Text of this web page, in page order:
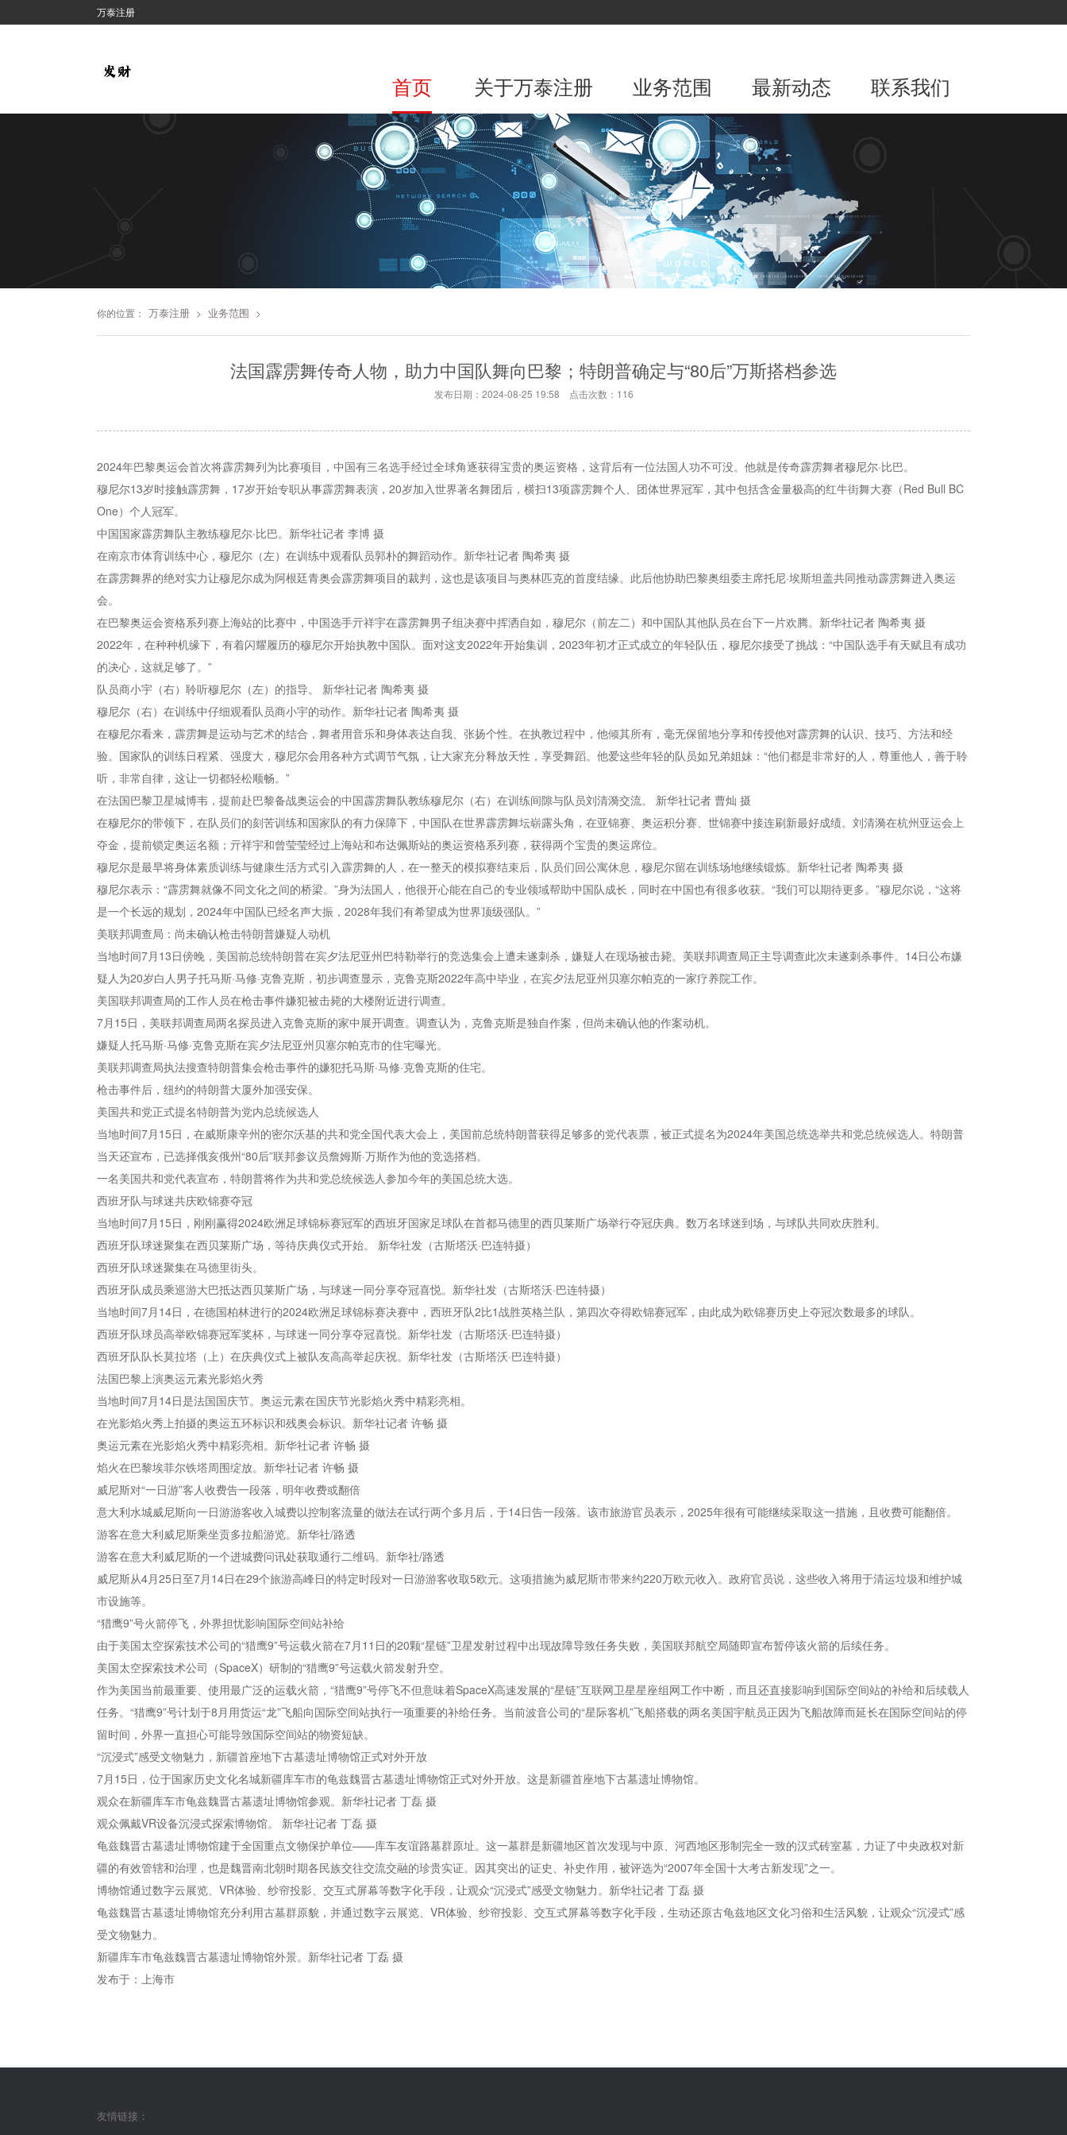
万泰注册
首页 关于万泰注册 业务范围 最新动态 联系我们
你的位置： 万泰注册 > 业务范围 >
法国霹雳舞传奇人物，助力中国队舞向巴黎；特朗普确定与“80后”万斯搭档参选
发布日期：2024-08-25 19:58 点击次数：116
2024年巴黎奥运会首次将霹雳舞列为比赛项目，中国有三名选手经过全球角逐获得宝贵的奥运资格，这背后有一位法国人功不可没。他就是传奇霹雳舞者穆尼尔·比巴。
穆尼尔13岁时接触霹雳舞，17岁开始专职从事霹雳舞表演，20岁加入世界著名舞团后，横扫13项霹雳舞个人、团体世界冠军，其中包括含金量极高的红牛街舞大赛（Red Bull BC
One）个人冠军。
中国国家霹雳舞队主教练穆尼尔·比巴。新华社记者 李博 摄
在南京市体育训练中心，穆尼尔（左）在训练中观看队员郭朴的舞蹈动作。新华社记者 陶希夷 摄
在霹雳舞界的绝对实力让穆尼尔成为阿根廷青奥会霹雳舞项目的裁判，这也是该项目与奥林匹克的首度结缘。此后他协助巴黎奥组委主席托尼·埃斯坦盖共同推动霹雳舞进入奥运
会。
在巴黎奥运会资格系列赛上海站的比赛中，中国选手亓祥宇在霹雳舞男子组决赛中挥洒自如，穆尼尔（前左二）和中国队其他队员在台下一片欢腾。新华社记者 陶希夷 摄
2022年，在种种机缘下，有着闪耀履历的穆尼尔开始执教中国队。面对这支2022年开始集训，2023年初才正式成立的年轻队伍，穆尼尔接受了挑战：“中国队选手有天赋且有成功
的决心，这就足够了。”
队员商小宇（右）聆听穆尼尔（左）的指导。 新华社记者 陶希夷 摄
穆尼尔（右）在训练中仔细观看队员商小宇的动作。新华社记者 陶希夷 摄
在穆尼尔看来，霹雳舞是运动与艺术的结合，舞者用音乐和身体表达自我、张扬个性。在执教过程中，他倾其所有，毫无保留地分享和传授他对霹雳舞的认识、技巧、方法和经
验。国家队的训练日程紧、强度大，穆尼尔会用各种方式调节气氛，让大家充分释放天性，享受舞蹈。他爱这些年轻的队员如兄弟姐妹：“他们都是非常好的人，尊重他人，善于聆
听，非常自律，这让一切都轻松顺畅。”
在法国巴黎卫星城博韦，提前赴巴黎备战奥运会的中国霹雳舞队教练穆尼尔（右）在训练间隙与队员刘清漪交流。 新华社记者 曹灿 摄
在穆尼尔的带领下，在队员们的刻苦训练和国家队的有力保障下，中国队在世界霹雳舞坛崭露头角，在亚锦赛、奥运积分赛、世锦赛中接连刷新最好成绩。刘清漪在杭州亚运会上
夺金，提前锁定奥运名额；亓祥宇和曾莹莹经过上海站和布达佩斯站的奥运资格系列赛，获得两个宝贵的奥运席位。
穆尼尔是最早将身体素质训练与健康生活方式引入霹雳舞的人，在一整天的模拟赛结束后，队员们回公寓休息，穆尼尔留在训练场地继续锻炼。新华社记者 陶希夷 摄
穆尼尔表示：“霹雳舞就像不同文化之间的桥梁。”身为法国人，他很开心能在自己的专业领域帮助中国队成长，同时在中国也有很多收获。“我们可以期待更多。”穆尼尔说，“这将
是一个长远的规划，2024年中国队已经名声大振，2028年我们有希望成为世界顶级强队。”
美联邦调查局：尚未确认枪击特朗普嫌疑人动机
当地时间7月13日傍晚，美国前总统特朗普在宾夕法尼亚州巴特勒举行的竞选集会上遭未遂刺杀，嫌疑人在现场被击毙。美联邦调查局正主导调查此次未遂刺杀事件。14日公布嫌
疑人为20岁白人男子托马斯·马修·克鲁克斯，初步调查显示，克鲁克斯2022年高中毕业，在宾夕法尼亚州贝塞尔帕克的一家疗养院工作。
美国联邦调查局的工作人员在枪击事件嫌犯被击毙的大楼附近进行调查。
7月15日，美联邦调查局两名探员进入克鲁克斯的家中展开调查。调查认为，克鲁克斯是独自作案，但尚未确认他的作案动机。
嫌疑人托马斯·马修·克鲁克斯在宾夕法尼亚州贝塞尔帕克市的住宅曝光。
美联邦调查局执法搜查特朗普集会枪击事件的嫌犯托马斯·马修·克鲁克斯的住宅。
枪击事件后，纽约的特朗普大厦外加强安保。
美国共和党正式提名特朗普为党内总统候选人
当地时间7月15日，在威斯康辛州的密尔沃基的共和党全国代表大会上，美国前总统特朗普获得足够多的党代表票，被正式提名为2024年美国总统选举共和党总统候选人。特朗普
当天还宣布，已选择俄亥俄州“80后”联邦参议员詹姆斯·万斯作为他的竞选搭档。
一名美国共和党代表宣布，特朗普将作为共和党总统候选人参加今年的美国总统大选。
西班牙队与球迷共庆欧锦赛夺冠
当地时间7月15日，刚刚赢得2024欧洲足球锦标赛冠军的西班牙国家足球队在首都马德里的西贝莱斯广场举行夺冠庆典。数万名球迷到场，与球队共同欢庆胜利。
西班牙队球迷聚集在西贝莱斯广场，等待庆典仪式开始。 新华社发（古斯塔沃·巴连特摄）
西班牙队球迷聚集在马德里街头。
西班牙队成员乘巡游大巴抵达西贝莱斯广场，与球迷一同分享夺冠喜悦。新华社发（古斯塔沃·巴连特摄）
当地时间7月14日，在德国柏林进行的2024欧洲足球锦标赛决赛中，西班牙队2比1战胜英格兰队，第四次夺得欧锦赛冠军，由此成为欧锦赛历史上夺冠次数最多的球队。
西班牙队球员高举欧锦赛冠军奖杯，与球迷一同分享夺冠喜悦。新华社发（古斯塔沃·巴连特摄）
西班牙队队长莫拉塔（上）在庆典仪式上被队友高高举起庆祝。新华社发（古斯塔沃·巴连特摄）
法国巴黎上演奥运元素光影焰火秀
当地时间7月14日是法国国庆节。奥运元素在国庆节光影焰火秀中精彩亮相。
在光影焰火秀上拍摄的奥运五环标识和残奥会标识。新华社记者 许畅 摄
奥运元素在光影焰火秀中精彩亮相。新华社记者 许畅 摄
焰火在巴黎埃菲尔铁塔周围绽放。新华社记者 许畅 摄
威尼斯对“一日游”客人收费告一段落，明年收费或翻倍
意大利水城威尼斯向一日游游客收入城费以控制客流量的做法在试行两个多月后，于14日告一段落。该市旅游官员表示，2025年很有可能继续采取这一措施，且收费可能翻倍。
游客在意大利威尼斯乘坐贡多拉船游览。新华社/路透
游客在意大利威尼斯的一个进城费问讯处获取通行二维码。新华社/路透
威尼斯从4月25日至7月14日在29个旅游高峰日的特定时段对一日游游客收取5欧元。这项措施为威尼斯市带来约220万欧元收入。政府官员说，这些收入将用于清运垃圾和维护城
市设施等。
“猎鹰9”号火箭停飞，外界担忧影响国际空间站补给
由于美国太空探索技术公司的“猎鹰9”号运载火箭在7月11日的20颗“星链”卫星发射过程中出现故障导致任务失败，美国联邦航空局随即宣布暂停该火箭的后续任务。
美国太空探索技术公司（SpaceX）研制的“猎鹰9”号运载火箭发射升空。
作为美国当前最重要、使用最广泛的运载火箭，“猎鹰9”号停飞不但意味着SpaceX高速发展的“星链”互联网卫星星座组网工作中断，而且还直接影响到国际空间站的补给和后续载人
任务。“猎鹰9”号计划于8月用货运“龙”飞船向国际空间站执行一项重要的补给任务。当前波音公司的“星际客机”飞船搭载的两名美国宇航员正因为飞船故障而延长在国际空间站的停
留时间，外界一直担心可能导致国际空间站的物资短缺。
“沉浸式”感受文物魅力，新疆首座地下古墓遗址博物馆正式对外开放
7月15日，位于国家历史文化名城新疆库车市的龟兹魏晋古墓遗址博物馆正式对外开放。这是新疆首座地下古墓遗址博物馆。
观众在新疆库车市龟兹魏晋古墓遗址博物馆参观。新华社记者 丁磊 摄
观众佩戴VR设备沉浸式探索博物馆。 新华社记者 丁磊 摄
龟兹魏晋古墓遗址博物馆建于全国重点文物保护单位——库车友谊路墓群原址。这一墓群是新疆地区首次发现与中原、河西地区形制完全一致的汉式砖室墓，力证了中央政权对新
疆的有效管辖和治理，也是魏晋南北朝时期各民族交往交流交融的珍贵实证。因其突出的证史、补史作用，被评选为“2007年全国十大考古新发现”之一。
博物馆通过数字云展览、VR体验、纱帘投影、交互式屏幕等数字化手段，让观众“沉浸式”感受文物魅力。新华社记者 丁磊 摄
龟兹魏晋古墓遗址博物馆充分利用古墓群原貌，并通过数字云展览、VR体验、纱帘投影、交互式屏幕等数字化手段，生动还原古龟兹地区文化习俗和生活风貌，让观众“沉浸式”感
受文物魅力。
新疆库车市龟兹魏晋古墓遗址博物馆外景。新华社记者 丁磊 摄
发布于：上海市
友情链接：